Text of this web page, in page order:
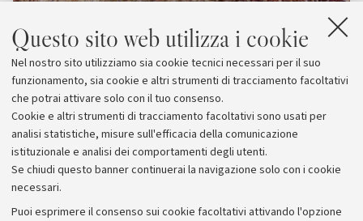
Questo sito web utilizza i cookie
Nel nostro sito utilizziamo sia cookie tecnici necessari per il suo
funzionamento, sia cookie e altri strumenti di tracciamento facoltativi
che potrai attivare solo con il tuo consenso.
Cookie e altri strumenti di tracciamento facoltativi sono usati per
analisi statistiche, misure sull'efficacia della comunicazione
istituzionale e analisi dei comportamenti degli utenti.
Se chiudi questo banner continuerai la navigazione solo con i cookie
necessari.
Puoi esprimere il consenso sui cookie facoltativi attivando l'opzione
Archivio